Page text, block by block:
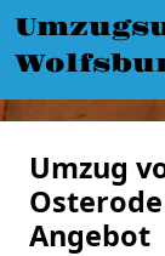
Umzug
Angebot